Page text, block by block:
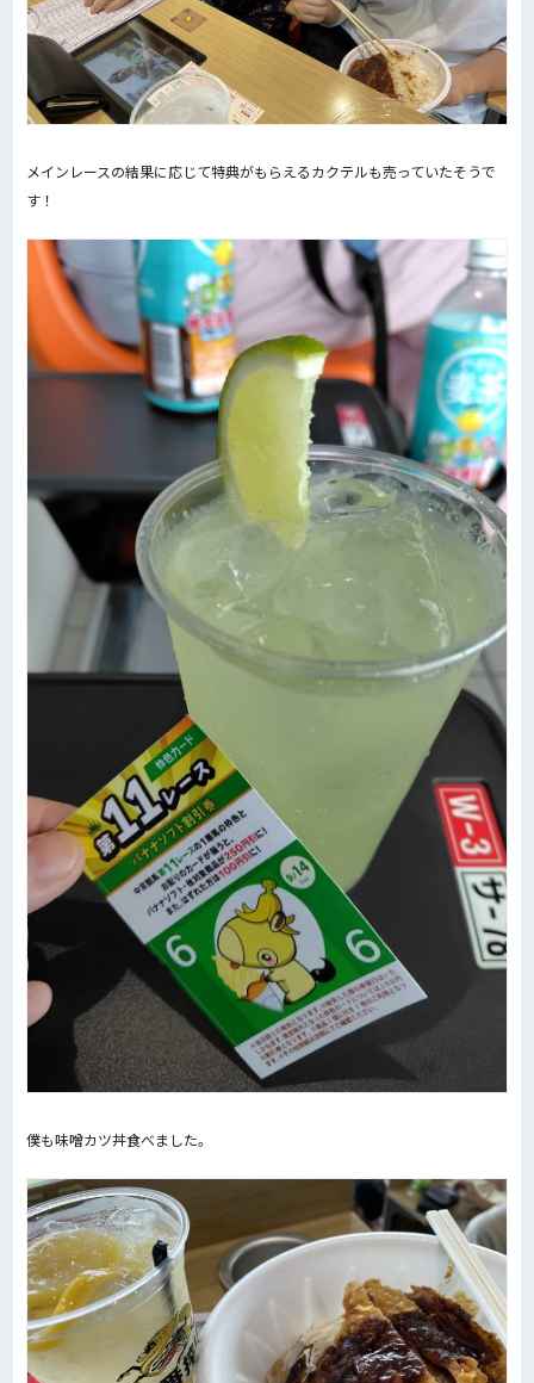
メインレースの結果に応じて特典がもらえるカクテルも売っていたそうで
す！
僕も味噌カツ丼食べました。